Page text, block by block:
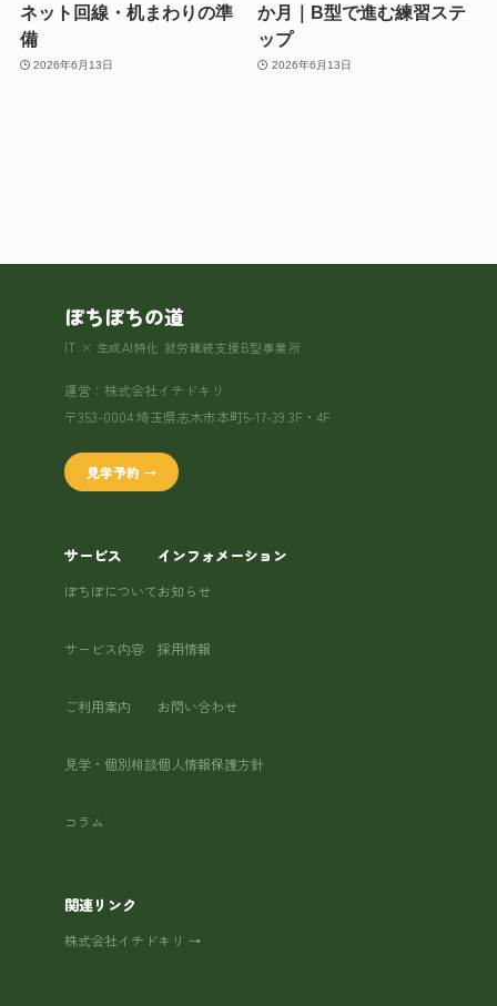
ネット回線・机まわりの準
備
2026年6月13日
か月｜B型で進む練習ステ
ップ
2026年6月13日
ぽちぽちの道
IT × 生成AI特化 就労継続支援B型事業所
運営：株式会社イチドキリ
〒353-0004 埼玉県志木市本町5-17-39 3F・4F
見学予約 →
サービス
ぽちぽについて
サービス内容
ご利用案内
見学・個別相談
コラム
インフォメーション
お知らせ
採用情報
お問い合わせ
個人情報保護方針
関連リンク
株式会社イチドキリ →